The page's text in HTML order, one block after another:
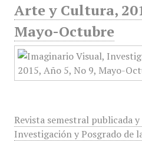
Arte y Cultura,
Mayo-Octubre
Revista semestral publicada
Investigación y Posgrado de